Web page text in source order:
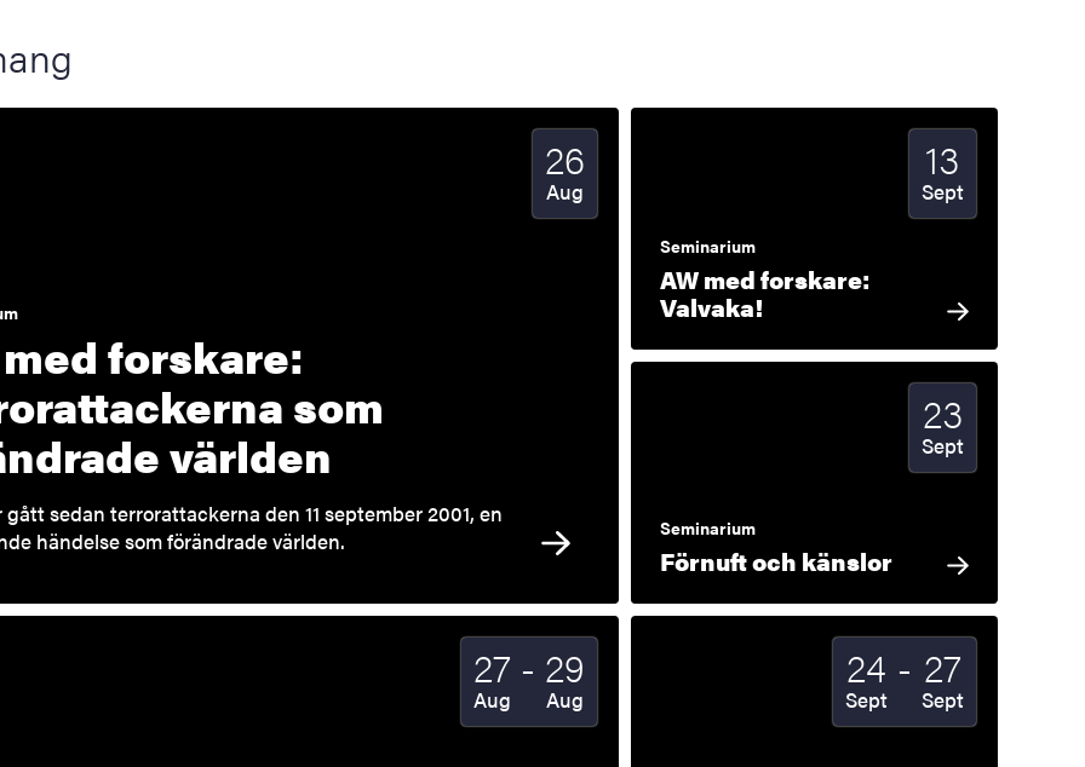
forskare:
som
världen
gått sedan terrorattackerna den 11 september 2001, en
händelse som förändrade världen.
Startdatum
26
Aug
2026
Startdatum
27
Aug
2026 Till
- Slutdatum
29
Aug
2026
Seminarium
AW med forskare:
Valvaka!
Startdatum
13
Sept
2026
Seminarium
Förnuft och känslor
Startdatum
23
Sept
2026
Startdatum
24
Sept
2026 Till
- Slutdatum
27
Sept
2026